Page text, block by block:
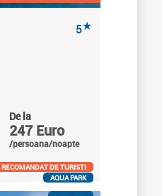
5★
De la
247 Euro
/persoana/noapte
RECOMANDAT DE TURISTI
AQUA PARK